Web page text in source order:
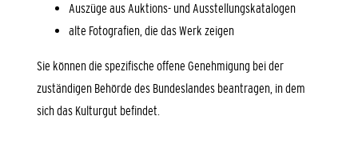
Auszüge aus Auktions- und Ausstellungskatalogen
alte Fotografien, die das Werk zeigen
Sie können die spezifische offene Genehmigung bei der
zuständigen Behörde des Bundeslandes beantragen, in dem
sich das Kulturgut befindet.